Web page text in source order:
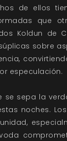
de ellos
que
Koldun de
sobre
especulación.
se sepa la
noches.